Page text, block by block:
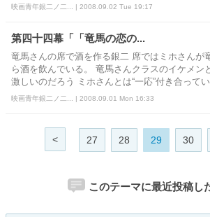
映画青年銀二ノ二... | 2008.09.02 Tue 19:17
第四十四幕「「竜馬の恋の...
竜馬さんの席で酒を作る銀二 席ではミホさんが
ら酒を飲んでいる。 竜馬さんクラスのイケメン
激しいのだろう ミホさんとは“一応”付き合ってい
映画青年銀二ノ二... | 2008.09.01 Mon 16:33
< 27 28 29 30
このテーマに最近投稿し